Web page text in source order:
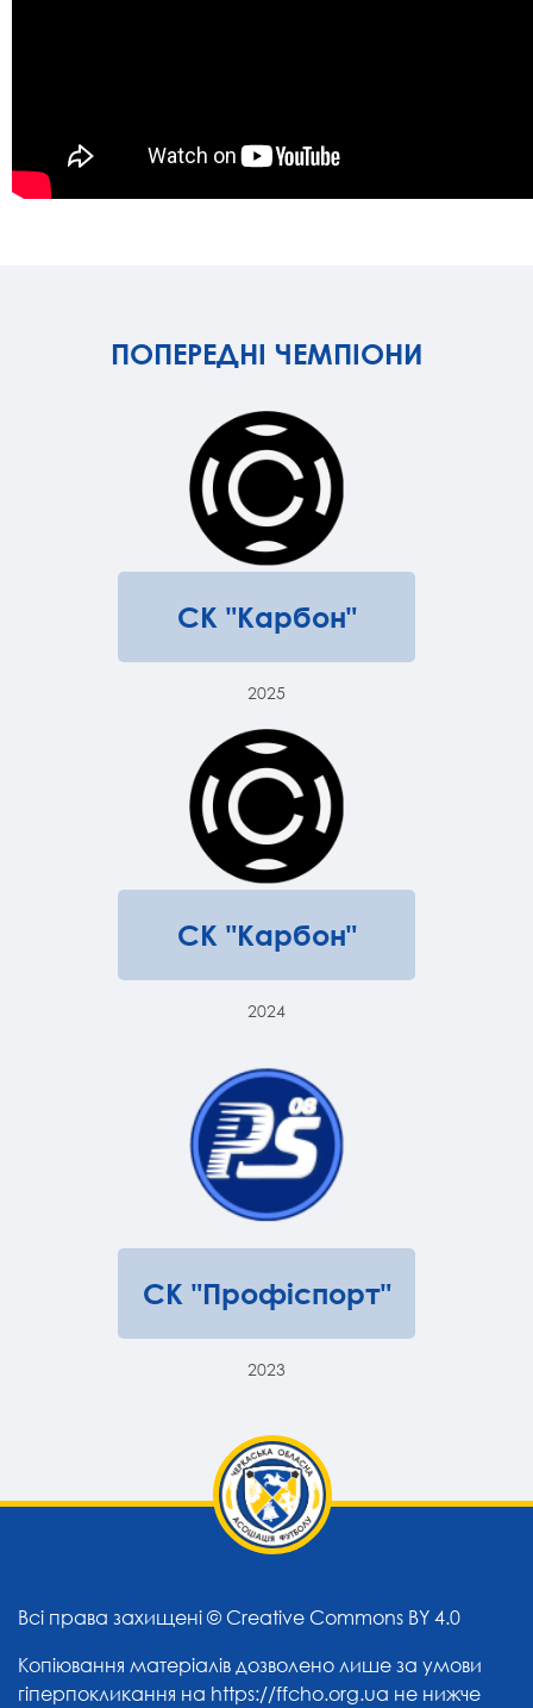
ПОПЕРЕДНІ ЧЕМПІОНИ
СК "Карбон"
2025
СК "Карбон"
2024
СК "Профіспорт"
2023
Всі права захищені © Creative Commons BY 4.0
Копіювання матеріалів дозволено лише за умови
гіперпокликання на https://ffcho.org.ua не нижче